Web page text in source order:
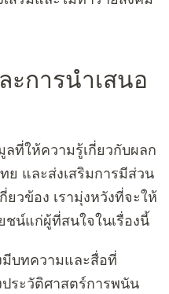
ะการนำเสนอ
ลที่ให้ความรู้เกี่ยวกับผลก
และส่งเสริมการมีส่วน
วข้อง เรามุ่งหวังที่จะให้
น์แก่ผู้ที่สนใจในเรื่องนี้
มีบทความและสื่อที่
ระวัติศาสตร์การพนัน